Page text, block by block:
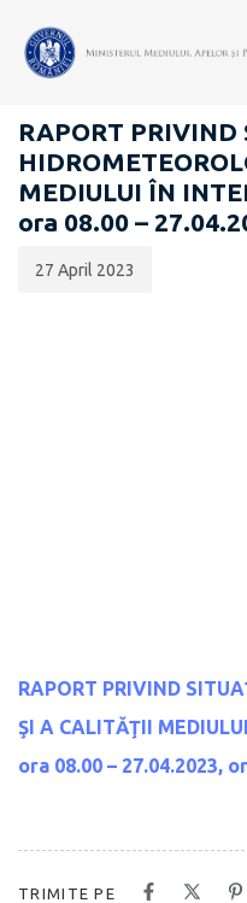
RAPOARTE ZILNICE
RAPORT PRIVIND
MEDIULUI ÎN
ora 08.00 –
publicării:
27 April 2023
RAPORT PRIVIND
ŞI A CALITĂŢII MEDIULUI
ora 08.00 – 27.04.2023,
TRIMITE PE